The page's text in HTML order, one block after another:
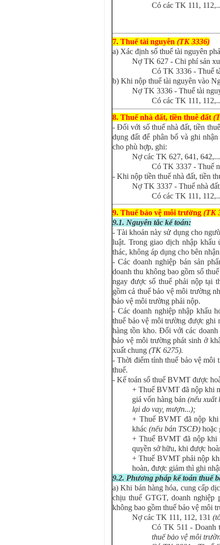
Có các TK 111,
7. Thuế tài nguyên (TK 3336)
a) Xác định số thuế tài nguyên
Nợ TK 627 - Chi phí sản
Có TK 3336 - Thuế
b) Khi nộp thuế tài nguyên vào
Nợ TK 3336 - Thuế tài
Có các TK 111,
8. Thuế nhà đất, tiền thuê đất
- Đối với số thuế nhà đất, tiền
dụng đất để phân bổ và ghi
cho phù hợp, ghi:
Nợ các TK 627, 641, 642,...
Có TK 3337 - Thuế
- Khi nộp tiền thuế nhà đất, tiền
Nợ TK 3337 - Thuế nhà
Có các TK 111,
9. Thuế bảo vệ môi trường (TK
9.1. Nguyên tắc kế toán:
- Tài khoản này sử dụng cho
luật. Trong giao dịch nhập
thác, không áp dụng cho bên
- Các doanh nghiệp bán sản
doanh thu không bao gồm số
ngay được số thuế phải nộp tại
gồm cả thuế bảo vệ môi trường
bảo vệ môi trường phải nộp.
- Các doanh nghiệp nhập khẩu
thuế bảo vệ môi trường được ghi
hàng tồn kho. Đối với các
bảo vệ môi trường phát sinh ở
xuất chung (TK 6275).
- Thời điểm tính thuế bảo vệ môi
thuế.
- Kế toán số thuế BVMT được
+ Thuế BVMT đã nộp khi
giá vốn hàng bán (nếu xuất
lại do vay, mượn...);
+ Thuế BVMT đã nộp khi
khác (nếu bán TSCĐ) hoặc
+ Thuế BVMT đã nộp khi
quyền sở hữu, khi được
+ Thuế BVMT phải nộp
hoàn, được giảm thì ghi
9.2. Phương pháp kế toán thuế
a) Khi bán hàng hóa, cung cấp
chịu thuế GTGT, doanh nghiệp
không bao gồm thuế bảo vệ môi
Nợ các TK 111, 112, 131
Có TK 511 - Doanh
thuế bảo vệ môi